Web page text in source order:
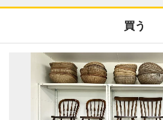
買う